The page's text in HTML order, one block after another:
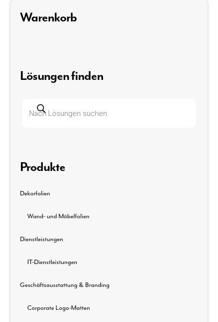
Warenkorb
Lösungen finden
Produktsuche
Produkte
Dekorfolien
Wand- und Möbelfolien
Dienstleistungen
IT-Dienstleistungen
Geschäftsausstattung & Branding
Corporate Logo-Matten